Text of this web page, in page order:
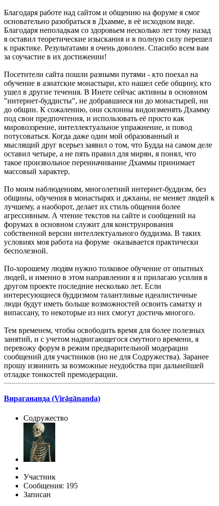
Благодаря работе над сайтом и общению на форуме я смог
основательно разобраться в Дхамме, в её исходном виде.
Благодаря неполадкам со здоровьем несколько лет тому назад
я оставил теоретические изыскания и в полную силу перешел
к практике. Результатами я очень доволен. Спасибо всем вам
за соучастие в их достижении!
Посетители сайта пошли разными путями - кто поехал на
обучение в азиатские монастыри, кто нашел себе общину, кто
ушел в другие течения. В Инете сейчас активны в основном
"интернет-буддисты", не добравшиеся ни до монастырей, ни
до общин. К сожалению, они склонны видоизменять Дхамму
под свои предпочтения, и использовать её просто как
мировоззрение, интеллектуальное упражнение, и повод
потусоваться. Когда даже один мой образованный и
мыслящий друг всерьез заявил о том, что Будда на самом деле
оставил четыре, а не пять правил для мирян, я понял, что
такое произвольное переиначивание Дхаммы принимает
массовый характер.
По моим наблюдениям, многолетний интернет-буддизм, без
общины, обучения в монастырях и джханы, не меняет людей к
лучшему, а наоборот, делает их стиль общения более
агрессивным. А чтение текстов на сайте и сообщений на
форумах в основном служит для конструирования
собственной версии интеллектуального буддизма. В таких
условиях моя работа на форуме оказывается практически
бесполезной.
По-хорошему людям нужно толковое обучение от опытных
людей, и именно в этом направлении я и прилагаю усилия в
другом проекте последние несколько лет. Если
интересующиеся буддизмом талантливые идеалистичные
люди будут иметь больше возможностей освоить саматху и
випассану, то некоторые из них смогут достичь многого.
Тем временем, чтобы освободить время для более полезных
занятий, и с учетом надвигающегося смутного времени, я
перевожу форум в режим предварительной модерации
сообщений для участников (но не для Содружества). Заранее
прошу извинить за возможные неудобства при дальнейшей
отладке тонкостей премодерации.
Вирагананда (Virāgānanda)
Содружество
Участник
Сообщения: 195
Записан